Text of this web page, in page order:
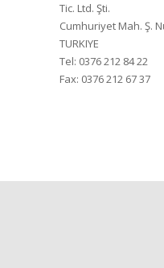
Tic. Ltd. Şti.
Cumhuriyet Mah. Ş.
TURKIYE
Tel: 0376 212 84 22
Fax: 0376 212 67 37